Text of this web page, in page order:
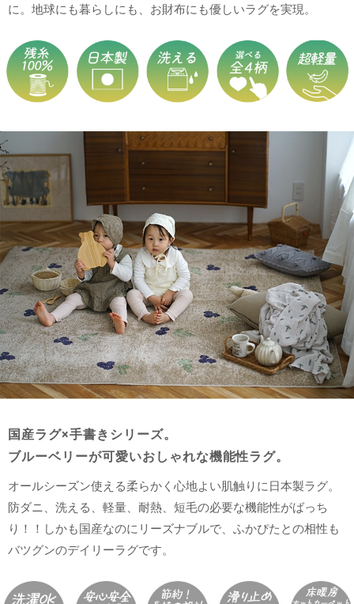
に。地球にも暮らしにも、お財布にも優しいラグを実現。
国産ラグ×手書きシリーズ。
ブルーベリーが可愛いおしゃれな機能性ラグ。
オールシーズン使える柔らかく心地よい肌触りに日本製ラグ。
防ダニ、洗える、軽量、耐熱、短毛の必要な機能性がばっち
り！！しかも国産なのにリーズナブルで、ふかぴたとの相性も
バツグンのデイリーラグです。